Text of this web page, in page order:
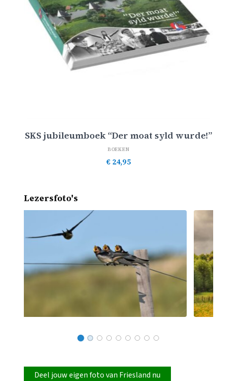
SKS jubileumboek “Der moat syld wurde!”
BOEKEN
€ 24,95
Lezersfoto's
Deel jouw eigen foto van Friesland nu